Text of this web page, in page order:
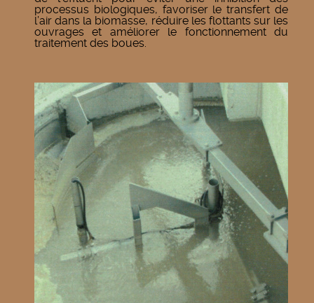
processus biologiques, favoriser le transfert de
l’air dans la biomasse, réduire les flottants sur les
ouvrages et améliorer le fonctionnement du
traitement des boues.